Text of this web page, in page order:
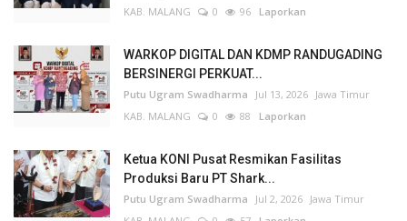
KAB. MALANG
0 96 Laporkan
WARKOP DIGITAL DAN KDMP RANDUGADING
BERSINERGI PERKUAT...
Putu Ugram Swadharma Jul 13, 2026 Jawa Timur
KAB. MALANG
0 88 Laporkan
Ketua KONI Pusat Resmikan Fasilitas
Produksi Baru PT Shark...
Putu Ugram Swadharma Jul 2, 2026 Jawa Timur